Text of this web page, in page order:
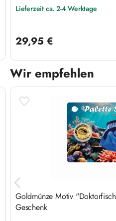
Lieferzeit ca. 2-4 Werktage
29,95 €
Wir empfehlen
Produktgalerie überspringen
Goldmünze Motiv
Geschenk